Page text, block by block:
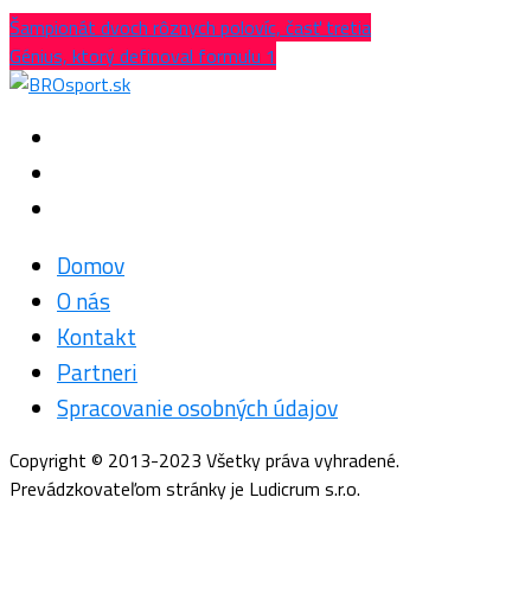
Šampionát dvoch rôznych polovíc, časť tretia
Génius, ktorý definoval formulu 1
Domov
O nás
Kontakt
Partneri
Spracovanie osobných údajov
Copyright © 2013-2023 Všetky práva vyhradené.
Prevádzkovateľom stránky je Ludicrum s.r.o.